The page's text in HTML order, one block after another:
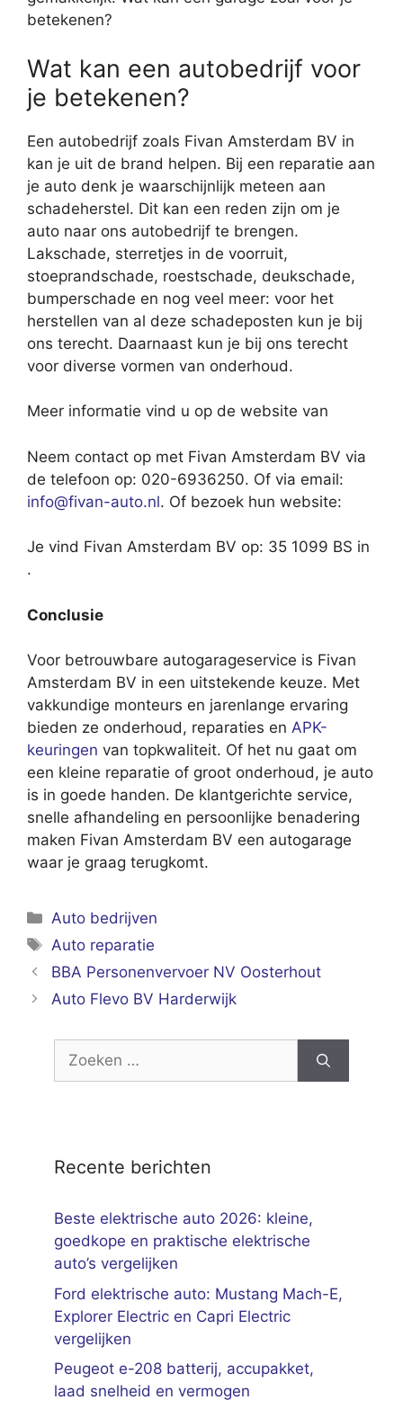
betekenen?
Wat kan een autobedrijf voor
je betekenen?
Een autobedrijf zoals Fivan Amsterdam BV in
kan je uit de brand helpen. Bij een reparatie aan
je auto denk je waarschijnlijk meteen aan
schadeherstel. Dit kan een reden zijn om je
auto naar ons autobedrijf te brengen.
Lakschade, sterretjes in de voorruit,
stoeprandschade, roestschade, deukschade,
bumperschade en nog veel meer: voor het
herstellen van al deze schadeposten kun je bij
ons terecht. Daarnaast kun je bij ons terecht
voor diverse vormen van onderhoud.
Meer informatie vind u op de website van
Neem contact op met Fivan Amsterdam BV via
de telefoon op: 020-6936250. Of via email:
info@fivan-auto.nl. Of bezoek hun website:
Je vind Fivan Amsterdam BV op: 35 1099 BS in
.
Conclusie
Voor betrouwbare autogarageservice is Fivan
Amsterdam BV in een uitstekende keuze. Met
vakkundige monteurs en jarenlange ervaring
bieden ze onderhoud, reparaties en APK-
keuringen van topkwaliteit. Of het nu gaat om
een kleine reparatie of groot onderhoud, je auto
is in goede handen. De klantgerichte service,
snelle afhandeling en persoonlijke benadering
maken Fivan Amsterdam BV een autogarage
waar je graag terugkomt.
Categorieën
Auto bedrijven
Tags
Auto reparatie
BBA Personenvervoer NV Oosterhout
Auto Flevo BV Harderwijk
Zoek
Recente berichten
Beste elektrische auto 2026: kleine,
goedkope en praktische elektrische
auto’s vergelijken
Ford elektrische auto: Mustang Mach-E,
Explorer Electric en Capri Electric
vergelijken
Peugeot e-208 batterij, accupakket,
laad snelheid en vermogen